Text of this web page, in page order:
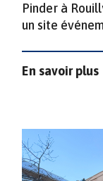
Pinder à
un site
En savoir plus